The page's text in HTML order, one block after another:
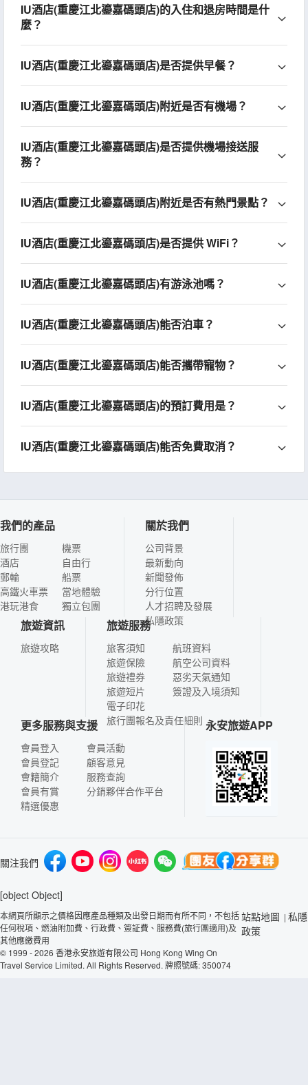
IU酒店(重慶江北鎏嘉碼頭店)的入住和退房時間是什
麼？
IU酒店(重慶江北鎏嘉碼頭店)是否提供早餐？
IU酒店(重慶江北鎏嘉碼頭店)附近是否有機場？
IU酒店(重慶江北鎏嘉碼頭店)是否提供機場接送服
務？
IU酒店(重慶江北鎏嘉碼頭店)附近是否有熱門景點？
IU酒店(重慶江北鎏嘉碼頭店)是否提供 WiFi？
IU酒店(重慶江北鎏嘉碼頭店)有游泳池嗎？
IU酒店(重慶江北鎏嘉碼頭店)能否泊車？
IU酒店(重慶江北鎏嘉碼頭店)能否攜帶寵物？
IU酒店(重慶江北鎏嘉碼頭店)的預訂費用是？
IU酒店(重慶江北鎏嘉碼頭店)能否免費取消？
我們的產品
旅行團
酒店
郵輪
高鐵火車票
港玩港食
機票
自由行
船票
當地體驗
獨立包團
關於我們
公司背景
最新動向
新聞發佈
分行位置
人才招聘及發展
私隱政策
旅遊資訊
旅遊攻略
旅遊服務
旅客須知
旅遊保險
旅遊禮券
旅遊短片
電子印花
航班資料
航空公司資料
惡劣天氣通知
簽證及入境須知
旅行團報名及責任細則
更多服務與支援
會員登入
會員登記
會籍簡介
會員有賞
精選優惠
會員活動
顧客意見
服務查詢
分銷夥伴合作平台
永安旅遊APP
關注我們
[object Object]
本網頁所顯示之價格因應產品種類及出發日期而有所不同，不包括
任何稅項、燃油附加費、行政費、簽証費、服務費(旅行團適用)及
其他應繳費用
© 1999 - 2026 香港永安旅遊有限公司 Hong Kong Wing On
Travel Service Limited. All Rights Reserved. 牌照號碼: 350074
站點地圖 | 私隱
政策